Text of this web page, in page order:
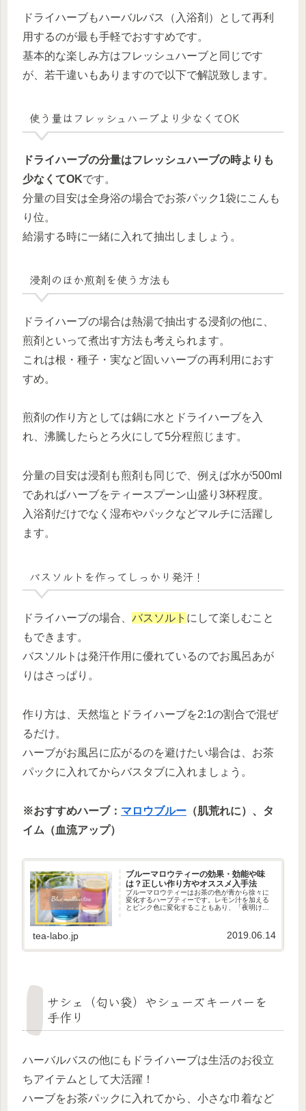
ドライハーブもハーバルバス（入浴剤）として再利
用するのが最も手軽でおすすめです。
基本的な楽しみ方はフレッシュハーブと同じです
が、若干違いもありますので以下で解説致します。
使う量はフレッシュハーブより少なくてOK
ドライハーブの分量はフレッシュハーブの時よりも
少なくてOKです。
分量の目安は全身浴の場合でお茶パック1袋にこんも
り位。
給湯する時に一緒に入れて抽出しましょう。
浸剤のほか煎剤を使う方法も
ドライハーブの場合は熱湯で抽出する浸剤の他に、
煎剤といって煮出す方法も考えられます。
これは根・種子・実など固いハーブの再利用におす
すめ。
煎剤の作り方としては鍋に水とドライハーブを入
れ、沸騰したらとろ火にして5分程煎じます。
分量の目安は浸剤も煎剤も同じで、例えば水が500ml
であればハーブをティースプーン山盛り3杯程度。
入浴剤だけでなく湿布やパックなどマルチに活躍し
ます。
バスソルトを作ってしっかり発汗！
ドライハーブの場合、 バスソルト にして楽しむこと
もできます。
バスソルトは発汗作用に優れているのでお風呂あが
りはさっぱり。
作り方は、天然塩とドライハーブを2:1の割合で混ぜ
るだけ。
ハーブがお風呂に広がるのを避けたい場合は、お茶
パックに入れてからバスタブに入れましょう。
※おすすめハーブ： マロウブルー （肌荒れに）、タ
イム（血流アップ）
ブルーマロウティーの効果・効能や味
は？正しい作り方やオススメ入手法
ブルーマロウティーはお茶の色が青から徐々に
変化するハーブティーです。レモン汁を加える
とピンク色に変化することもあり、「夜明けの
tea-labo.jp 2019.06.14
サシェ（匂い袋）やシューズキーパーを
手作り
ハーバルバスの他にもドライハーブは生活のお役立
ちアイテムとして大活躍！
ハーブをお茶パックに入れてから、小さな巾着など